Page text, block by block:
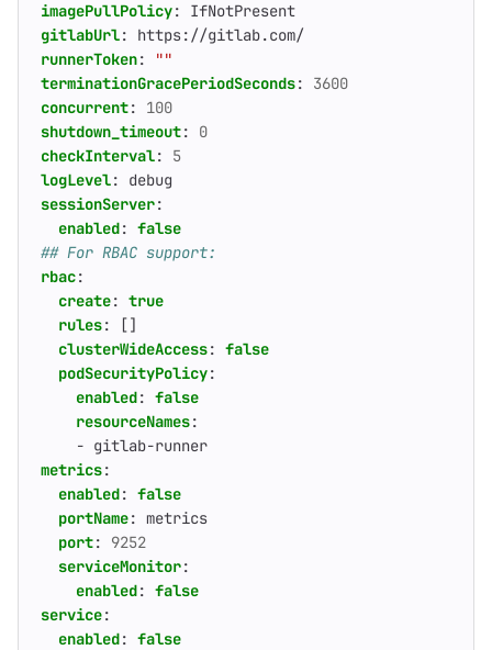
imagePullPolicy:
IfNotPresent
gitlabUrl:
https://gitlab.com/
runnerToken:
""
terminationGracePeriodSeconds:
3600
concurrent:
100
shutdown_timeout:
0
checkInterval:
5
logLevel:
debug
sessionServer:
enabled: false
## For RBAC support:
rbac:
create: true
rules:
[]
clusterWideAccess: false
podSecurityPolicy:
enabled: false
resourceNames:
- gitlab-runner
metrics:
enabled: false
portName: metrics
port:
9252
serviceMonitor:
enabled: false
service:
enabled: false